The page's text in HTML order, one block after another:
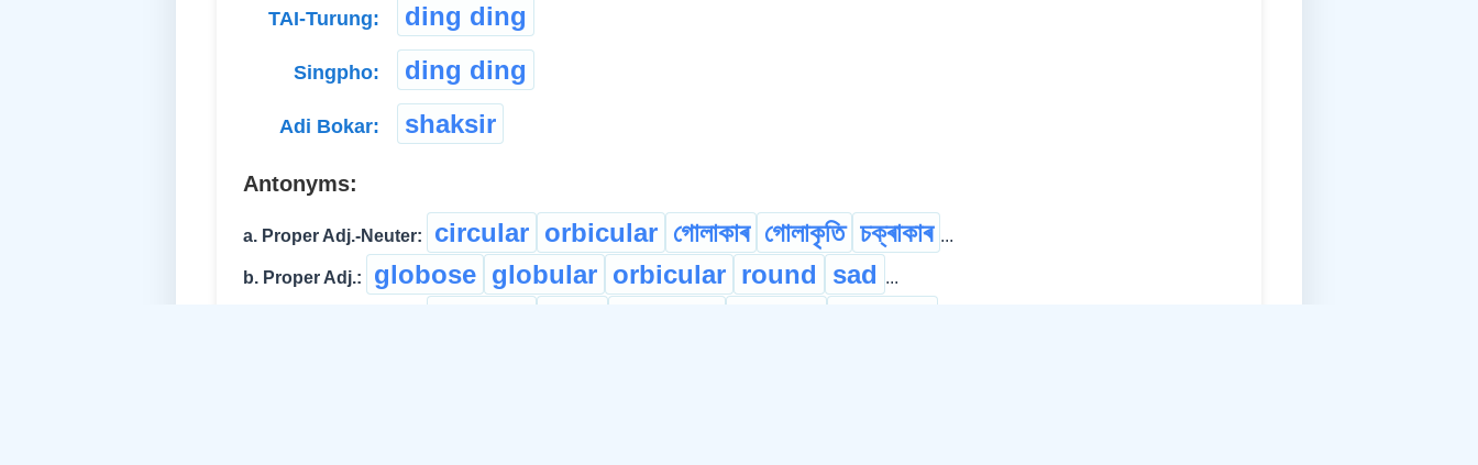
TAI-Turung: ding ding
Singpho: ding ding
Adi Bokar: shaksir
Antonyms:
a. Proper Adj.-Neuter: circular orbicular গোলাকাৰ গোলাকৃতি চক্ৰাকাৰ ...
b. Proper Adj.: globose globular orbicular round sad ...